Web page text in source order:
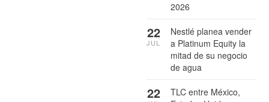
2026
Nestlé planea vender
a Platinum Equity la
mitad de su negocio
de agua
22
JUL
TLC entre México,
22